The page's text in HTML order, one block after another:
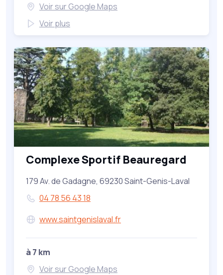
Voir sur Google Maps
Voir plus
Complexe Sportif Beauregard
179 Av. de Gadagne, 69230 Saint-Genis-Laval
04 78 56 43 18
www.saintgenislaval.fr
à 7 km
Voir sur Google Maps